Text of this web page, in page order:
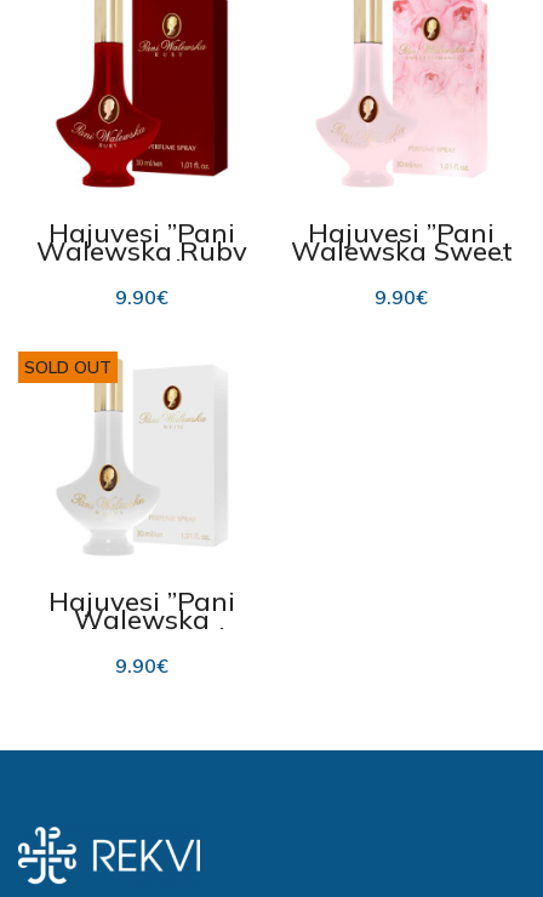
Hajuvesi ”Pani
Walewska Ruby
”30 ml
9.90€
Hajuvesi ”Pani
Walewska Sweet
Romance” 30 ml
9.90€
SOLD OUT
Hajuvesi ”Pani
Walewska
White” 30 ml
9.90€